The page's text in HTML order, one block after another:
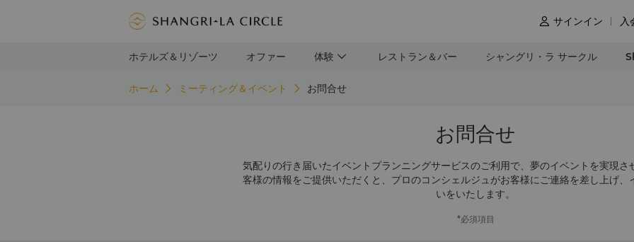
 サインイン 入
ホテルズ＆リゾーツ オファー 体験 レストラン＆バー シャングリ・ラ サークル
ホーム ミーティング＆イベント お問合せ
お問合せ
気配りの行き届いたイベントプランニングサービスのご利用で、夢のイベントを実現さ
客様の情報をご提供いただくと、プロのコンシェルジュがお客様にご連絡を差し上げ、
いをいたします。
*必須項目